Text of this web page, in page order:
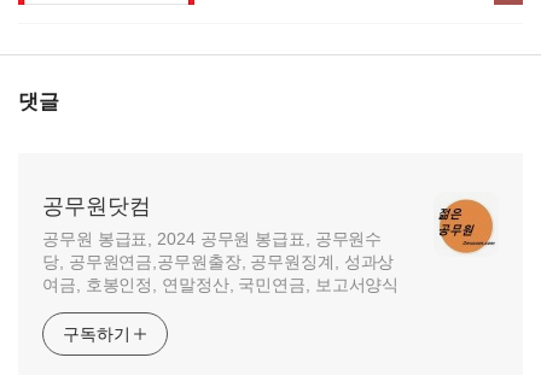
댓글
공무원닷컴
공무원 봉급표, 2024 공무원 봉급표, 공무원수
당, 공무원연금,공무원출장, 공무원징계, 성과상
여금, 호봉인정, 연말정산, 국민연금, 보고서양식
구독하기